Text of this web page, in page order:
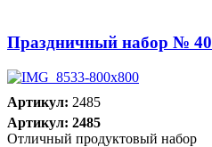
Праздничный набор № 40
Артикул: 2485
Артикул: 2485
Отличный продуктовый набор